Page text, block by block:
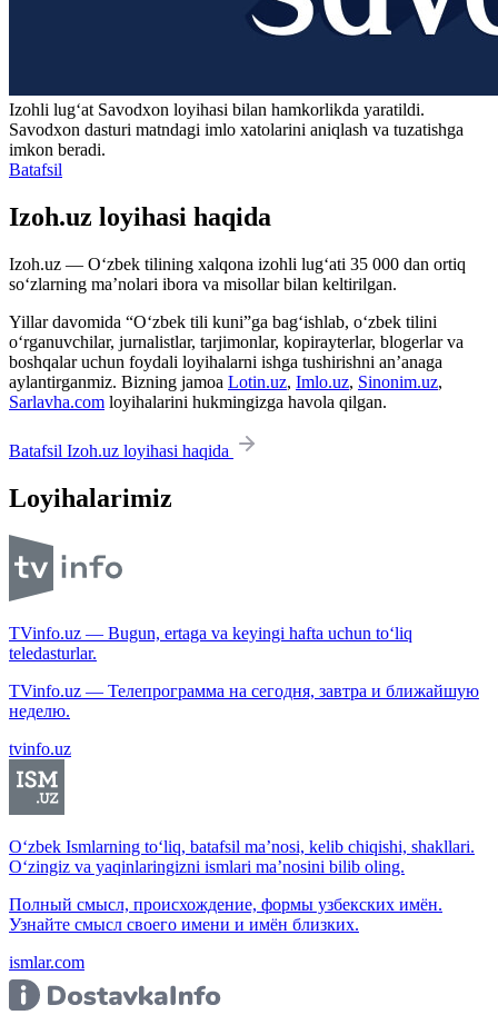
Izohli lugʻat Savodxon loyihasi bilan hamkorlikda yaratildi.
Savodxon dasturi matndagi imlo xatolarini aniqlash va tuzatishga
imkon beradi.
Batafsil
Izoh.uz loyihasi haqida
Izoh.uz — O‘zbek tilining xalqona izohli lug‘ati 35 000 dan ortiq
so‘zlarning ma’nolari ibora va misollar bilan keltirilgan.
Yillar davomida “O‘zbek tili kuni”ga bag‘ishlab, o‘zbek tilini
o‘rganuvchilar, jurnalistlar, tarjimonlar, kopirayterlar, blogerlar va
boshqalar uchun foydali loyihalarni ishga tushirishni an’anaga
aylantirganmiz. Bizning jamoa Lotin.uz, Imlo.uz, Sinonim.uz,
Sarlavha.com loyihalarini hukmingizga havola qilgan.
Batafsil Izoh.uz loyihasi haqida
Loyihalarimiz
TVinfo.uz — Bugun, ertaga va keyingi hafta uchun to‘liq
teledasturlar.
TVinfo.uz — Телепрограмма на сегодня, завтра и ближайшую
неделю.
tvinfo.uz
O‘zbek Ismlarning to‘liq, batafsil ma’nosi, kelib chiqishi, shakllari.
O‘zingiz va yaqinlaringizni ismlari ma’nosini bilib oling.
Полный смысл, происхождение, формы узбекских имён.
Узнайте смысл своего имени и имён близких.
ismlar.com